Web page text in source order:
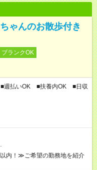
ゃんのお散歩付き
ブランクOK
週払いOK ■扶養内OK ■日収
内！≫ご希望の勤務地を紹介